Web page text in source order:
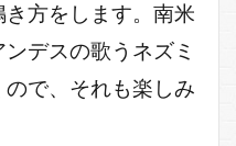
方をします。南米
デスの歌うネズミ
で、それも楽しみ